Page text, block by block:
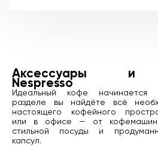
Аксессуары и
Nespresso
Идеальный кофе
разделе вы найдёте всё
настоящего кофейного
или в офисе — от кофемашин
стильной посуды и
капсул.